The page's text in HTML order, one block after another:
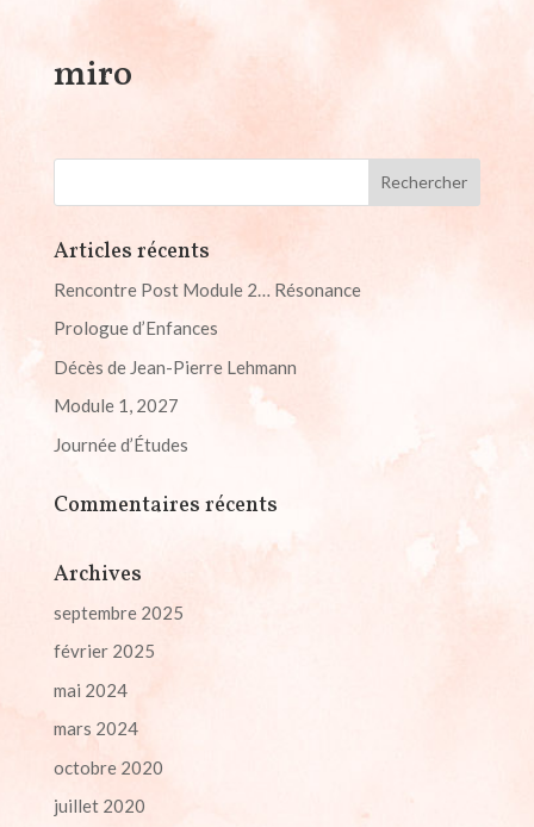
miro
Articles récents
Rencontre Post Module 2… Résonance
Prologue d’Enfances
Décès de Jean-Pierre Lehmann
Module 1, 2027
Journée d’Études
Commentaires récents
Archives
septembre 2025
février 2025
mai 2024
mars 2024
octobre 2020
juillet 2020